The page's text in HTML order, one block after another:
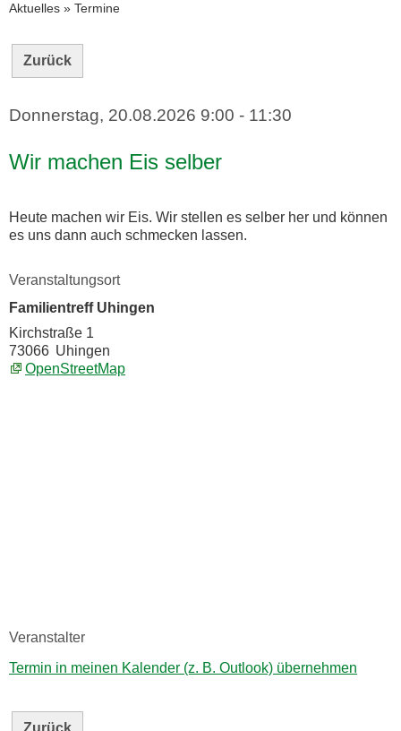
Aktuelles » Termine
Zurück
Donnerstag, 20.08.2026 9:00 - 11:30
Wir machen Eis selber
Heute machen wir Eis. Wir stellen es selber her und können
es uns dann auch schmecken lassen.
Veranstaltungsort
Familientreff Uhingen
Kirchstraße 1
73066 Uhingen
OpenStreetMap
Veranstalter
Termin in meinen Kalender (z. B. Outlook) übernehmen
Zurück